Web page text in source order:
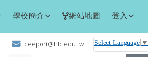
學校簡介 網站地圖 登入
ceeport@hlc.edu.tw Select Language ▼